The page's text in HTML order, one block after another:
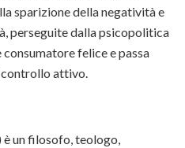
sparizione della negatività e
perseguite dalla psicopolitica
felice e passa
controllo attivo.
è un filosofo, teologo,